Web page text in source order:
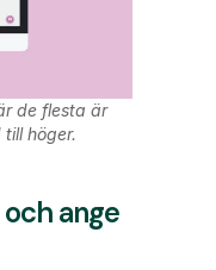
de flesta är
höger.
ange